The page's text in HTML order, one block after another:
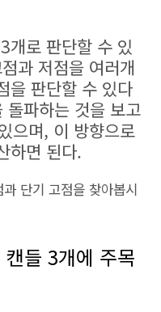
개로 판단할 수 있
과 저점을 여러개
을 판단할 수 있다
돌파하는 것을 보고
으며, 이 방향으로
하면 된다.
단기 고점을 찾아봅시
들 3개에 주목